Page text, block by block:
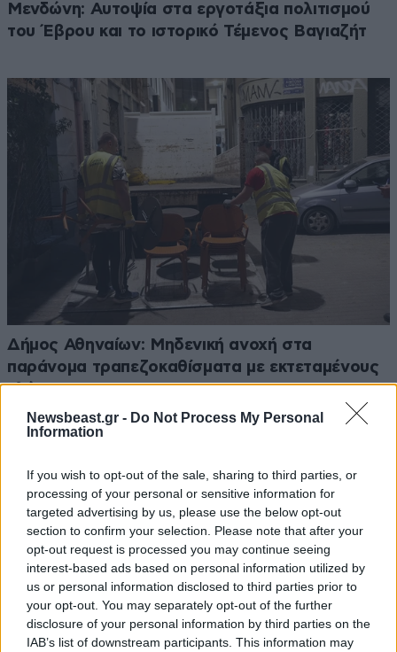
Newsbeast.gr - Do Not Process My Personal
Information
If you wish to opt-out of the sale, sharing to third parties, or
processing of your personal or sensitive information for
targeted advertising by us, please use the below opt-out
section to confirm your selection. Please note that after your
opt-out request is processed you may continue seeing
interest-based ads based on personal information utilized by
us or personal information disclosed to third parties prior to
your opt-out. You may separately opt-out of the further
disclosure of your personal information by third parties on the
IAB’s list of downstream participants. This information may
Μενδώνη: Αυτοψία στα εργοτάξια πολιτισμού
του Έβρου και το ιστορικό Τέμενος Βαγιαζήτ
Δήμος Αθηναίων: Μηδενική ανοχή στα
παράνομα τραπεζοκαθίσματα με εκτεταμένους
ελέγχους